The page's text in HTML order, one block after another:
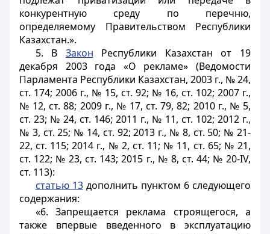
конкурентную среду по перечню,
определяемому Правительством Республики
Казахстан.».
5. В Закон Республики Казахстан от 19
декабря 2003 года «О рекламе» (Ведомости
Парламента Республики Казахстан, 2003 г., № 24,
ст. 174; 2006 г., № 15, ст. 92; № 16, ст. 102; 2007 г.,
№ 12, ст. 88; 2009 г., № 17, ст. 79, 82; 2010 г., № 5,
ст. 23; № 24, ст. 146; 2011 г., № 11, ст. 102; 2012 г.,
№ 3, ст. 25; № 14, ст. 92; 2013 г., № 8, ст. 50; № 21-
22, ст. 115; 2014 г., № 2, ст. 11; № 11, ст. 65; № 21,
ст. 122; № 23, ст. 143; 2015 г., № 8, ст. 44; № 20-IV,
ст. 113):
статью 13дополнить пунктом 6 следующего
содержания:
«6. Запрещается реклама строящегося, а
также впервые введенного в эксплуатацию